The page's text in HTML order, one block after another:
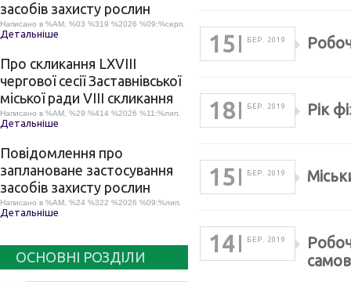
засобів захисту рослин
Написано в %AM, %03 %319 %2026 %09:%серп.
Детальніше
Про скликання LХVІІІ
чергової сесії Заставнівської
міської ради VIII скликання
Написано в %AM, %29 %414 %2026 %11:%лип.
Детальніше
Повідомлення про
заплановане застосування
засобів захисту рослин
Написано в %AM, %24 %322 %2026 %09:%лип.
Детальніше
ОСНОВНІ РОЗДІЛИ
15 БЕР. 2019
18 БЕР. 2019 Рік
15 БЕР. 2019
14 БЕР. 2019